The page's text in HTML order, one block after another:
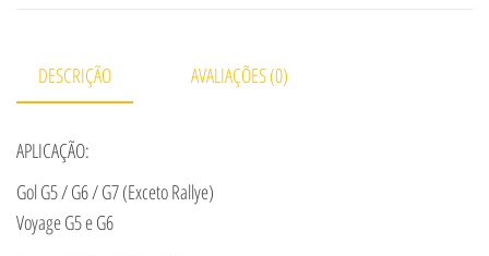
DESCRIÇÃO AVALIAÇÕES (0)
APLICAÇÃO:
Gol G5 / G6 / G7 (Exceto Rallye)
Voyage G5 e G6